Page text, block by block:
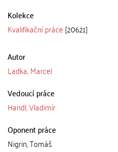
Kolekce
Kvalifikační práce [20621]
Autor
Ladka, Marcel
Vedoucí práce
Handl, Vladimír
Oponent práce
Nigrin, Tomáš